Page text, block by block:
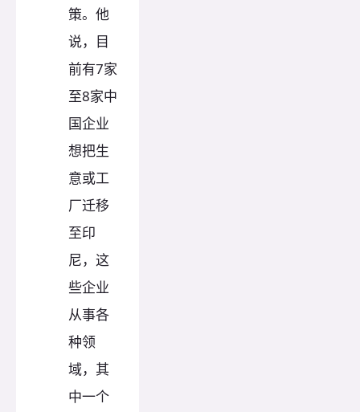
策。他
说，目
前有7家
至8家中
国企业
想把生
意或工
厂迁移
至印
尼，这
些企业
从事各
种领
域，其
中一个